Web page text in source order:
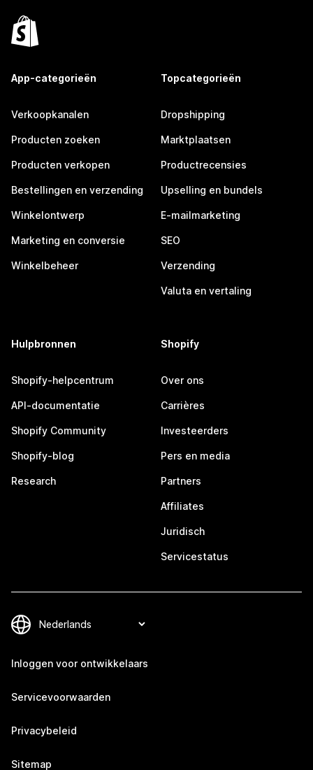
App-categorieën
Verkoopkanalen
Producten zoeken
Producten verkopen
Bestellingen en verzending
Winkelontwerp
Marketing en conversie
Winkelbeheer
Topcategorieën
Dropshipping
Marktplaatsen
Productrecensies
Upselling en bundels
E-mailmarketing
SEO
Verzending
Valuta en vertaling
Hulpbronnen
Shopify-helpcentrum
API-documentatie
Shopify Community
Shopify-blog
Research
Shopify
Over ons
Carrières
Investeerders
Pers en media
Partners
Affiliates
Juridisch
Servicestatus
Inloggen voor ontwikkelaars
Servicevoorwaarden
Privacybeleid
Sitemap